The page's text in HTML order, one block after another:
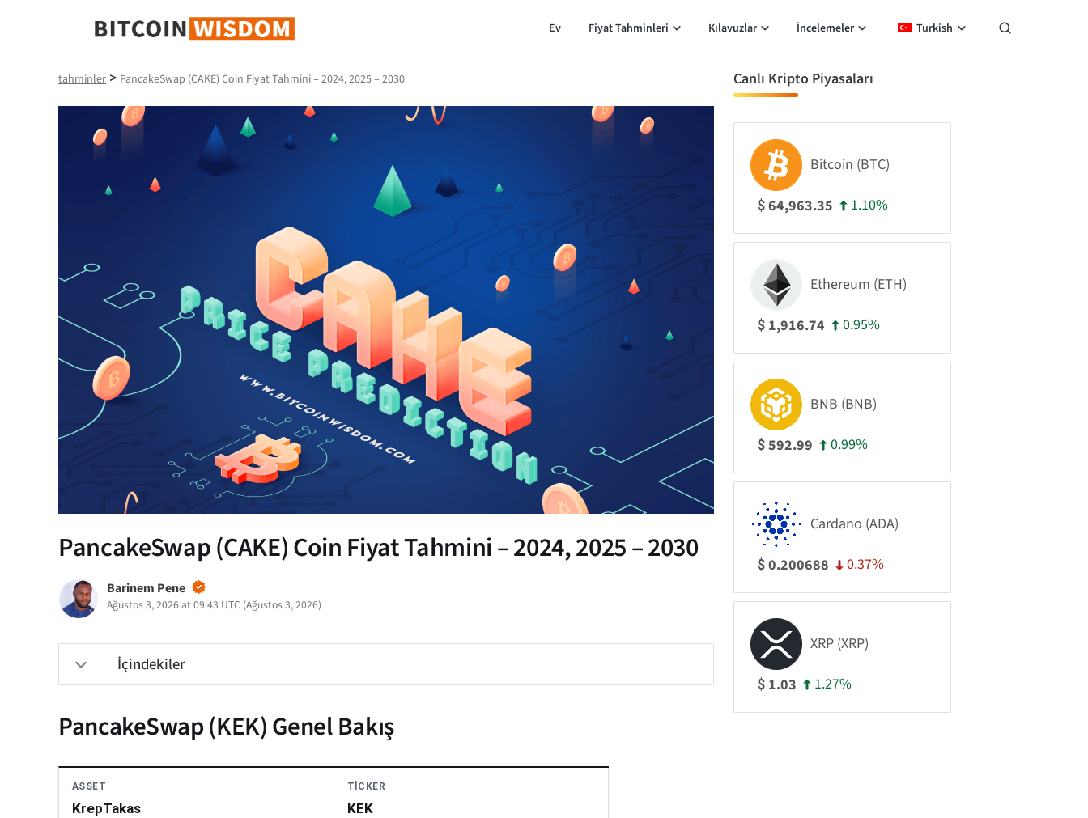
Bitcoin Bilgeliği
Ev Fiyat Tahminleri Kılavuzlar İncelemeler Turkish
tahminler > PancakeSwap (CAKE) Coin Fiyat Tahmini – 2024, 2025 – 2030
PancakeSwap (CAKE) Coin Fiyat Tahmini – 2024, 2025 – 2030
Barinem Pene
Ağustos 3, 2026 at 09:43 UTC (Ağustos 3, 2026)
İçindekiler
PancakeSwap (KEK) Genel Bakış
ASSET
KrepTakas
TICKER
KEK
Canlı Kripto Piyasaları
Bitcoin (BTC)
$64,963.35 1.10%
Ethereum (ETH)
$ 1,916.74 0.95%
BNB (BNB)
$592.99 0.99%
Cardano (ADA)
$0.200688 0.37%
XRP (XRP)
$ 1.03 1.27%